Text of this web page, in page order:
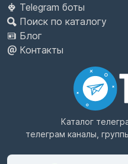
Telegram боты
Поиск по каталогу
Блог
Контакты
Каталог
телеграм каналы,